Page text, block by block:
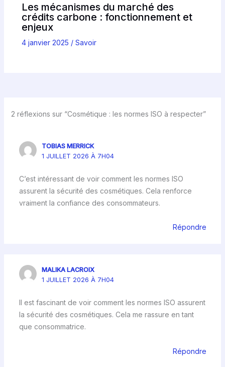
Les mécanismes du marché des
crédits carbone : fonctionnement et
enjeux
4 janvier 2025 / Savoir
2 réflexions sur “Cosmétique : les normes ISO à respecter”
TOBIAS MERRICK
1 JUILLET 2026 À 7H04
C’est intéressant de voir comment les normes ISO
assurent la sécurité des cosmétiques. Cela renforce
vraiment la confiance des consommateurs.
Répondre
MALIKA LACROIX
1 JUILLET 2026 À 7H04
Il est fascinant de voir comment les normes ISO assurent
la sécurité des cosmétiques. Cela me rassure en tant
que consommatrice.
Répondre